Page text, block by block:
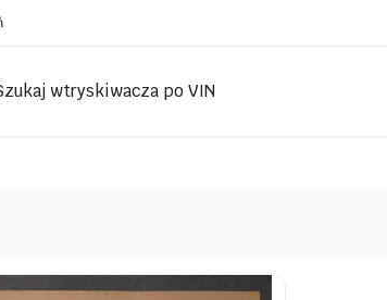
wtryskiwacza po VIN